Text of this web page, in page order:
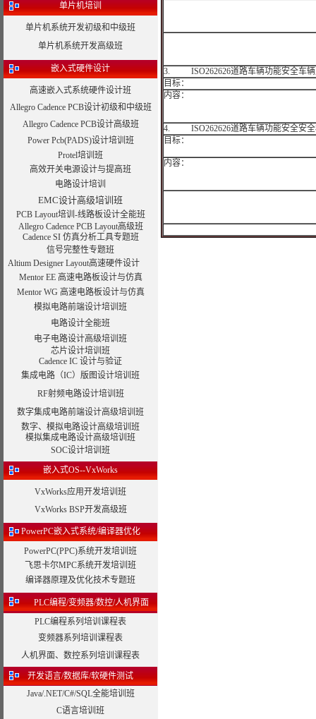
单片机培训
单片机系统开发初级和中级班
单片机系统开发高级班
嵌入式硬件设计
高速嵌入式系统硬件设计班
Allegro Cadence PCB设计初级和中级班
Allegro Cadence PCB设计高级班
Power Pcb(PADS)设计培训班
Protel培训班
高效开关电源设计与提高班
电路设计培训
EMC设计高级培训班
PCB Layout培训-线路板设计全能班
Allegro Cadence PCB Layout高级班
Cadence SI 仿真分析工具专题班
信号完整性专题班
Altium Designer Layout高速硬件设计
Mentor EE 高速电路板设计与仿真
Mentor WG 高速电路板设计与仿真
模拟电路前端设计培训班
电路设计全能班
电子电路设计高级培训班
芯片设计培训班
Cadence IC 设计与验证
集成电路（IC）版图设计培训班
RF射频电路设计培训班
数字集成电路前端设计高级培训班
数字、模拟电路设计高级培训班
模拟集成电路设计高级培训班
SOC设计培训班
嵌入式OS--VxWorks
VxWorks应用开发培训班
VxWorks BSP开发高级班
PowerPC嵌入式系统/编译器优化
PowerPC(PPC)系统开发培训班
飞思卡尔MPC系统开发培训班
编译器原理及优化技术专题班
PLC编程/变频器/数控/人机界面
PLC编程系列培训课程表
变频器系列培训课程表
人机界面、数控系列培训课程表
开发语言/数据库/软硬件测试
Java/.NET/C#/SQL全能培训班
C语言培训班
3. ISO262626道路车辆功能安全车辆
目标：
内容：
4. ISO262626道路车辆功能安全安全
目标：
内容：